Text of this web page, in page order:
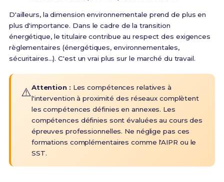
D'ailleurs, la dimension environnementale prend de plus en
plus d'importance. Dans le cadre de la transition
énergétique, le titulaire contribue au respect des exigences
règlementaires (énergétiques, environnementales,
sécuritaires...). C'est un vrai plus sur le marché du travail.
⚠️Attention : Les compétences relatives à
l'intervention à proximité des réseaux complètent
les compétences définies en annexes. Les
compétences définies sont évaluées au cours des
épreuves professionnelles. Ne néglige pas ces
formations complémentaires comme l'AIPR ou le
SST.